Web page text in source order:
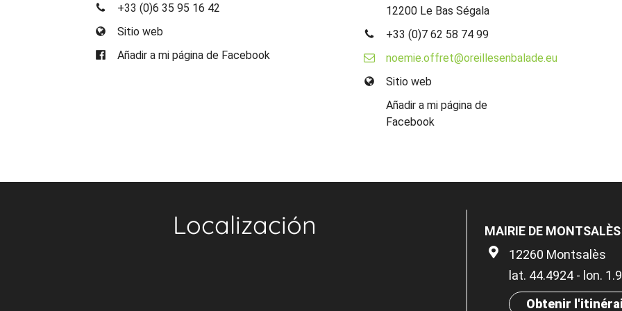
+33 (0)6 35 95 16 42
Sitio web
Añadir a mi página de Facebook
12200 Le Bas Ségala
+33 (0)7 62 58 74 99
noemie.offret@oreillesenbalade.eu
Sitio web
Añadir a mi página de
Facebook
Localización
MAIRIE DE MONTSALÈS
12260 Montsalès
lat. 44.4924 - lon.
Obtenir